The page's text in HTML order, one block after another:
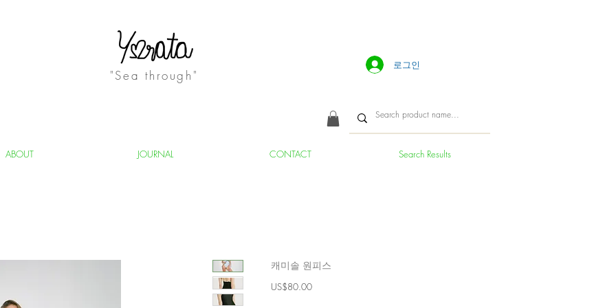
"Sea through"
로그인
ABOUT JOURNAL CONTACT Search Results
캐미솔 원피스
US$80.00가